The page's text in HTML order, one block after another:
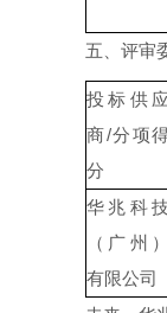
五、评审
投标供应
商/分项
分
华兆科技
（广州）
有限公司